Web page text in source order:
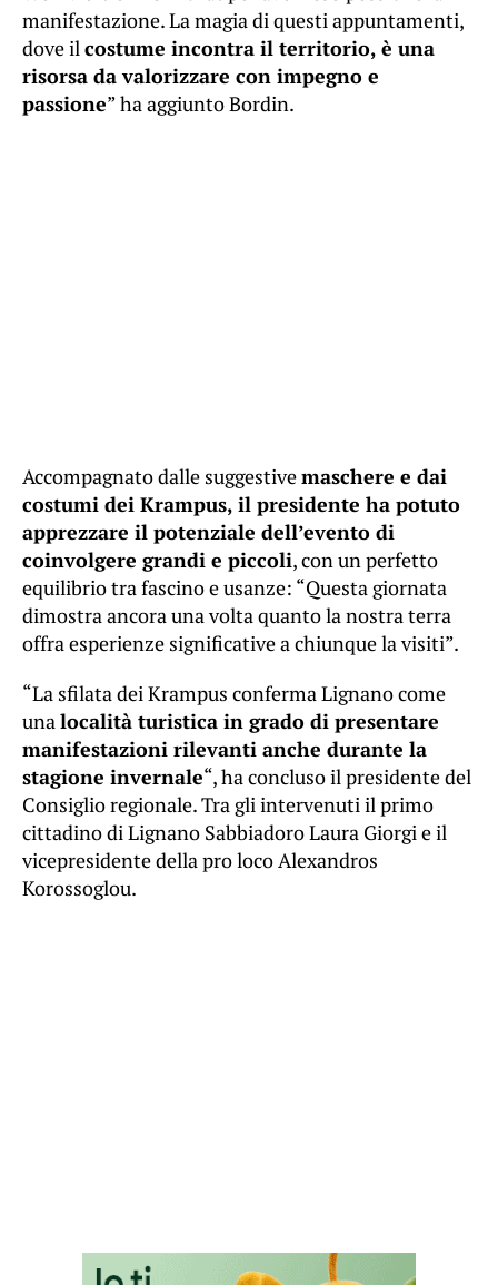
manifestazione. La magia di questi appuntamenti,
dove ilcostume incontra il territorio, è una
risorsa da valorizzare con impegno e
passione” ha aggiunto Bordin.
Accompagnato dalle suggestivemaschere e dai
costumi dei Krampus, il presidente ha potuto
apprezzare il potenziale dell’evento di
coinvolgere grandi e piccoli, con un perfetto
equilibrio tra fascino e usanze: “Questa giornata
dimostra ancora una volta quanto la nostra terra
offra esperienze significative a chiunque la visiti”.
“La sfilata dei Krampus conferma Lignano come
unalocalità turistica in grado di presentare
manifestazioni rilevanti anche durante la
stagione invernale“, ha concluso il presidente del
Consiglio regionale. Tra gli intervenuti il primo
cittadino di Lignano Sabbiadoro Laura Giorgi e il
vicepresidente della pro loco Alexandros
Korossoglou.